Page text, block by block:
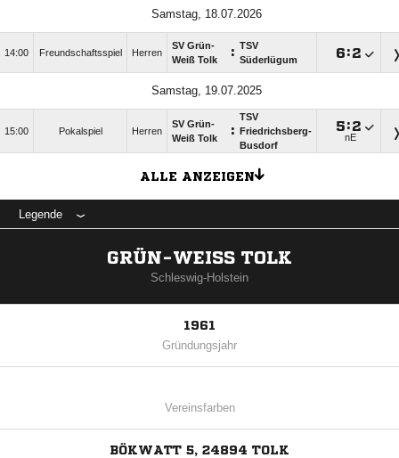
Samstag, 18.07.2026
14:00 Freundschaftsspiel Herren
SV Grün-
Weiß Tolk
: TSV
Süderlügum
:
Samstag, 19.07.2025
15:00 Pokalspiel Herren
SV Grün-
Weiß Tolk
:
TSV
Friedrichsberg-
Busdorf
:
nE
ALLE ANZEIGEN
Legende
GRÜN-WEISS TOLK
Schleswig-Holstein
1961
Gründungsjahr
Vereinsfarben
BÖKWATT 5, 24894 TOLK